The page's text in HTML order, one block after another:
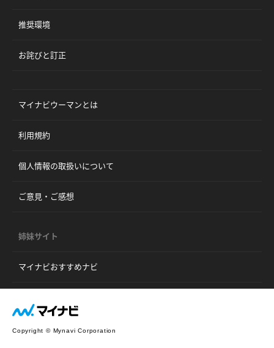
推奨環境
お詫びと訂正
マイナビウーマンとは
利用規約
個人情報の取扱いについて
ご意見・ご感想
姉妹サイト
マイナビおすすめナビ
Copyright © Mynavi Corporation